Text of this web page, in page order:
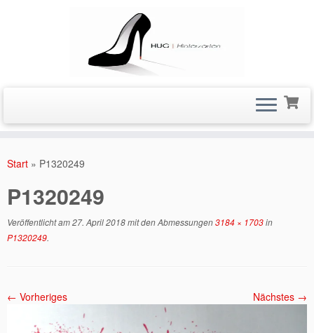
Inhalt
Start » P1320249
P1320249
Veröffentlicht am27. April 2018mit den Abmessungen3184 × 1703in
P1320249.
← Vorheriges Nächstes →